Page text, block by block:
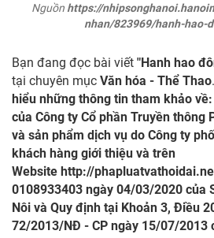
Nguồn https://
nhan/823969/hanh-hao-
Bạn đang đọc bài viết "Hanh hao
tại chuyên mục Văn hóa - Thể Thao.
hiểu những thông tin tham khảo
của Công ty Cổ phần Truyền thông
và sản phẩm dịch vụ do Công ty
khách hàng giới thiệu và trên
Website http://
0108933403 ngày 04/03/2020 của
Nôi và Quy định tại Khoản 3, Điều
72/2013/NĐ - CP ngày 15/07/2013